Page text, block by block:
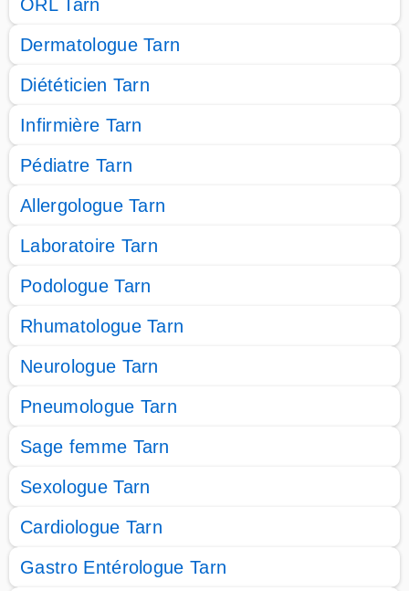
ORL Tarn
Dermatologue Tarn
Diététicien Tarn
Infirmière Tarn
Pédiatre Tarn
Allergologue Tarn
Laboratoire Tarn
Podologue Tarn
Rhumatologue Tarn
Neurologue Tarn
Pneumologue Tarn
Sage femme Tarn
Sexologue Tarn
Cardiologue Tarn
Gastro Entérologue Tarn